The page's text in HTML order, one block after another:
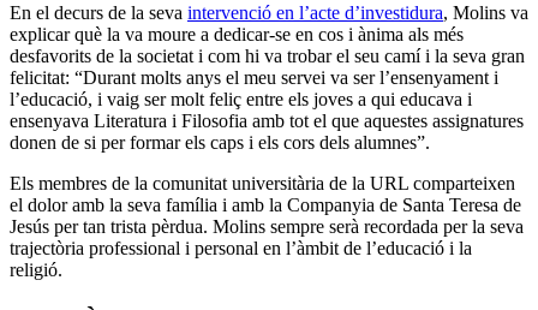
En el decurs de la seva intervenció en l’acte d’investidura, Molins va
explicar què la va moure a dedicar-se en cos i ànima als més
desfavorits de la societat i com hi va trobar el seu camí i la seva gran
felicitat: “Durant molts anys el meu servei va ser l’ensenyament i
l’educació, i vaig ser molt feliç entre els joves a qui educava i
ensenyava Literatura i Filosofia amb tot el que aquestes assignatures
donen de si per formar els caps i els cors dels alumnes”.
Els membres de la comunitat universitària de la URL comparteixen
el dolor amb la seva família i amb la Companyia de Santa Teresa de
Jesús per tan trista pèrdua. Molins sempre serà recordada per la seva
trajectòria professional i personal en l’àmbit de l’educació i la
religió.